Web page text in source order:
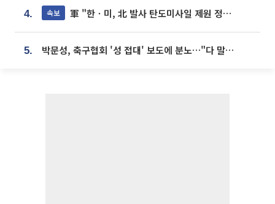
4. 속보 軍 "한ㆍ미, 北 발사 탄도미사일 제원 정밀분석 중"
5. 박문성, 축구협회 '성 접대' 보도에 분노…"다 말아먹으려고 작정했나"